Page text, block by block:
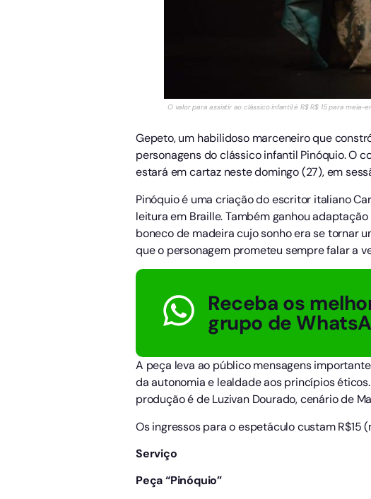
O valor para assistir ao clássico infantil é R$ R$ 15 para meia-
Gepeto, um habilidoso marceneiro que
personagens do clássico infantil Pinóquio. O
estará em cartaz neste domingo (27), em
Pinóquio é uma criação do escritor italiano
leitura em Braille. Também ganhou
boneco de madeira cujo sonho era se tornar
que o personagem prometeu sempre falar a
Receba os
grupo de
A peça leva ao público mensagens
da autonomia e lealdade aos princípios
produção é de Luzivan Dourado, cenário de
Os ingressos para o espetáculo custam R$15
Serviço
Peça “Pinóquio”